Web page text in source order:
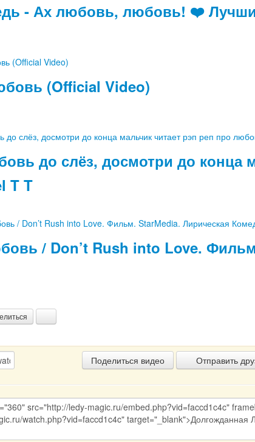
- Ах любовь, любовь! ❤️
(Official Video)
до слёз, досмотри до конца
T T
/ Don’t Rush into Love.
Поделиться видео Отправить